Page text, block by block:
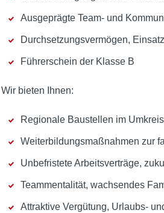
Ausgeprägte Team- und
Durchsetzungsvermögen,
Führerschein der Klasse B
Wir bieten Ihnen:
Regionale Baustellen im
Weiterbildungsmaßnahmen zur
Unbefristete Arbeitsverträge,
Teammentalität, wachsendes
Attraktive Vergütung, Urlaubs-